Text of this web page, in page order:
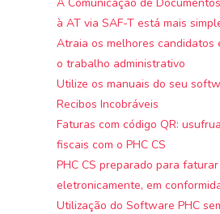
à AT via SAF-T está mais
Atraia os melhores candidatos
o trabalho administrativo
Utilize os manuais do seu
Recibos Incobráveis
Faturas com código QR:
fiscais com o PHC CS
PHC CS preparado para faturar
eletronicamente, em
Utilização do Software PHC